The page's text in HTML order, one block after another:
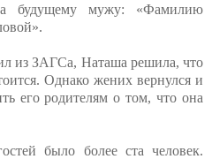
будущему мужу: «Фамилию
из ЗАГСа, Наташа решила, что
Однако жених вернулся и
его родителям о том, что она
было более ста человек.